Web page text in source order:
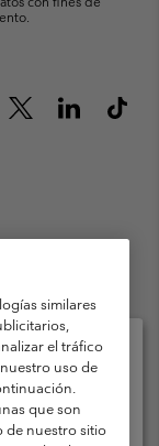
similares
el tráfico
uso de
que son
de nuestro sitio
envío